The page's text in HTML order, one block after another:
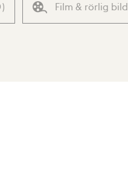
) Film & rörlig bild